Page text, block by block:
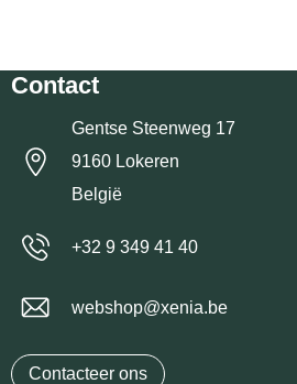
Contact
Gentse Steenweg 17
9160 Lokeren
België
+32 9 349 41 40
webshop@xenia.be
Contacteer ons